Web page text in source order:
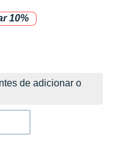
10%
marca
de adicionar o